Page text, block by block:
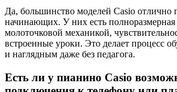
Да, большинство моделей Casio отлично
начинающих. У них есть полноразмерная
молоточковой механикой,
встроенные уроки. Это делает процесс
и наглядным даже без педагога.
Есть ли у пианино Casio